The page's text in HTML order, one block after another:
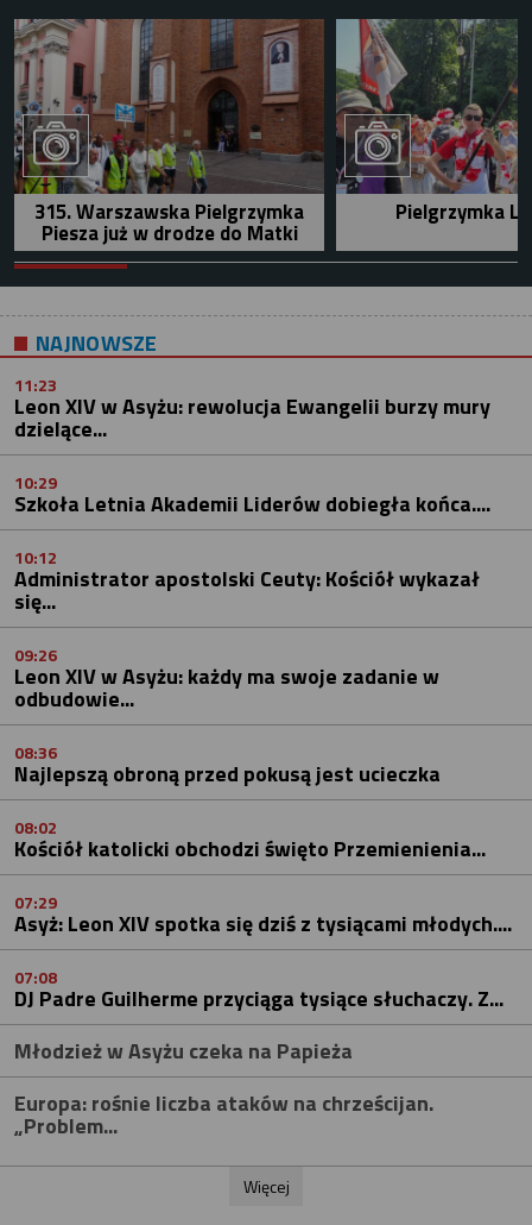
315. Warszawska Pielgrzymka
Piesza już w drodze do Matki
Pielgrzymka
NAJNOWSZE
11:23
Leon XIV w Asyżu: rewolucja Ewangelii burzy mury
dzielące...
10:29
Szkoła Letnia Akademii Liderów dobiegła końca....
10:12
Administrator apostolski Ceuty: Kościół wykazał
się...
09:26
Leon XIV w Asyżu: każdy ma swoje zadanie w
odbudowie...
08:36
Najlepszą obroną przed pokusą jest ucieczka
08:02
Kościół katolicki obchodzi święto Przemienienia...
07:29
Asyż: Leon XIV spotka się dziś z tysiącami młodych....
07:08
DJ Padre Guilherme przyciąga tysiące słuchaczy. Z...
Młodzież w Asyżu czeka na Papieża
Europa: rośnie liczba ataków na chrześcijan.
„Problem...
Więcej